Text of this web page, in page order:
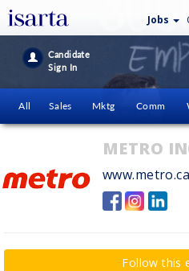
Jobs
Candidate
Sign In
All Sales Mktg Comm
METRO
www.metro.ca
Follow this